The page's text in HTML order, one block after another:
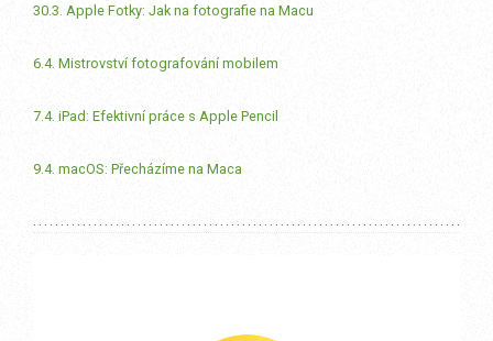
30.3. Apple Fotky: Jak na fotografie na Macu
6.4. Mistrovství fotografování mobilem
7.4. iPad: Efektivní práce s Apple Pencil
9.4. macOS: Přecházíme na Maca